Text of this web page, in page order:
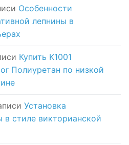
Особенности
лепнины в
Купить K1001
Полиуретан по низкой
Установка
в стиле викторианской